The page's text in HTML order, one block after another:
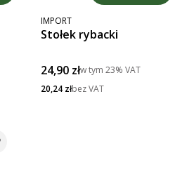
PRODUCENT
IMPORT
Stołek rybacki
Cena brutto
24,90 złw tym 23% VAT
Cena netto
20,24 złbez VAT